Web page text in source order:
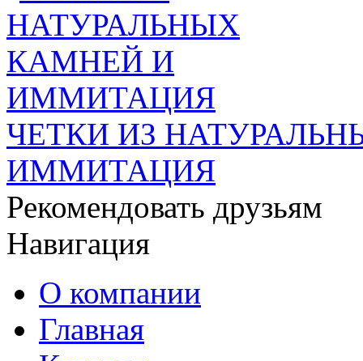
ЧЕТКИ ИЗ
ИММИТАЦИЯ
Рекомендовать друзьям
Навигация
О компании
Главная